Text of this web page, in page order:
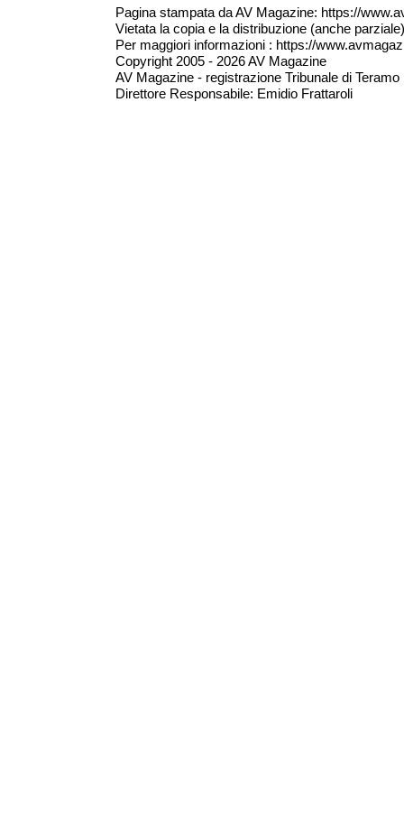
Pagina stampata da AV Magazine: https://
Vietata la copia e la distribuzione (anche
Per maggiori informazioni : https://
Copyright 2005 - 2026 AV Magazine
AV Magazine - registrazione Tribunale di
Direttore Responsabile: Emidio Frattaroli